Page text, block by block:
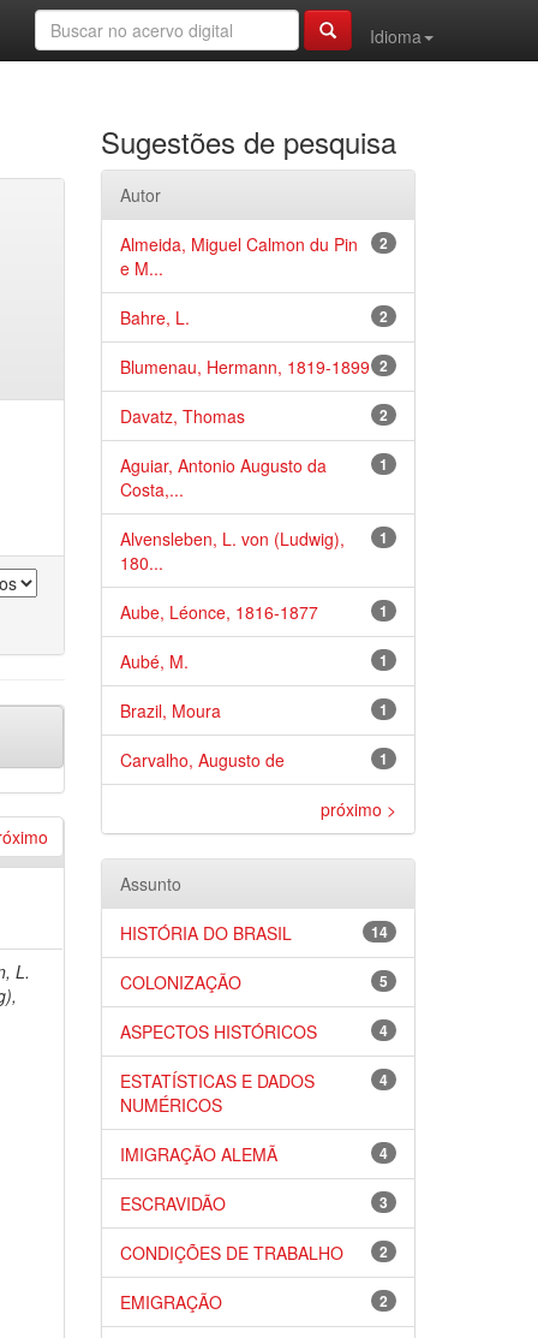
Idioma
L.
Sugestões de pesquisa
Autor
2
Almeida, Miguel Calmon du Pin
e M...
2
Bahre, L.
2
Blumenau, Hermann, 1819-1899
2
Davatz, Thomas
1
Aguiar, Antonio Augusto da
Costa,...
1
Alvensleben, L. von (Ludwig),
180...
1
Aube, Léonce, 1816-1877
1
Aubé, M.
1
Brazil, Moura
1
Carvalho, Augusto de
próximo >
Assunto
14
HISTÓRIA DO BRASIL
5
COLONIZAÇÃO
4
ASPECTOS HISTÓRICOS
4
ESTATÍSTICAS E DADOS
NUMÉRICOS
4
IMIGRAÇÃO ALEMÃ
3
ESCRAVIDÃO
2
CONDIÇÕES DE TRABALHO
2
EMIGRAÇÃO